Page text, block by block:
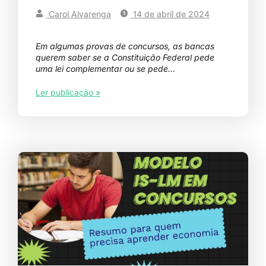
Carol Alvarenga 14 de abril de 2024
Em algumas provas de concursos, as bancas
querem saber se a Constituição Federal pede
uma lei complementar ou se pede…
Ler publicação »